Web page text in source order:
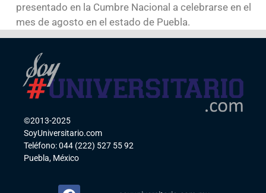
presentado en la Cumbre Nacional a celebrarse en el
mes de agosto en el estado de Puebla.
©2013-2025
SoyUniversitario.com
Teléfono: 044 (222) 527 55 92
Puebla, México